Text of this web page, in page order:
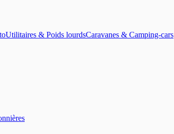
Utilitaires & Poids lourdsCaravanes & Camping-cars